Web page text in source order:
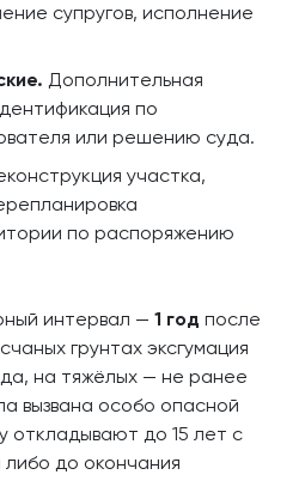
супругов, исполнение
Дополнительная
по
или решению суда.
участка,
по распоряжению
интервал — 1 год после
грунтах эксгумация
на тяжёлых — не ранее
вызвана особо опасной
откладывают до 15 лет с
до окончания